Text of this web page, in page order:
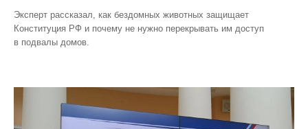
Эксперт рассказал, как бездомных животных защищает
Конституция РФ и почему не нужно перекрывать им доступ
в подвалы домов.